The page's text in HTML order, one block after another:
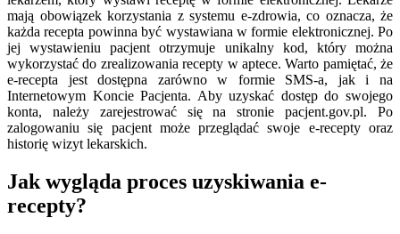
mają obowiązek korzystania z systemu e-zdrowia, co oznacza, że
każda recepta powinna być wystawiana w formie elektronicznej. Po
jej wystawieniu pacjent otrzymuje unikalny kod, który można
wykorzystać do zrealizowania recepty w aptece. Warto pamiętać, że
e-recepta jest dostępna zarówno w formie SMS-a, jak i na
Internetowym Koncie Pacjenta. Aby uzyskać dostęp do swojego
konta, należy zarejestrować się na stronie pacjent.gov.pl. Po
zalogowaniu się pacjent może przeglądać swoje e-recepty oraz
historię wizyt lekarskich.
Jak wygląda proces uzyskiwania e-
recepty?